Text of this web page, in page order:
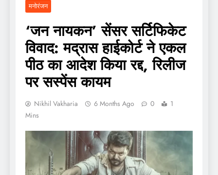
मनोरंजन
‘जन नायकन’ सेंसर सर्टिफिकेट
विवाद: मद्रास हाईकोर्ट ने एकल
पीठ का आदेश किया रद्द, रिलीज
पर सस्पेंस कायम
Nikhil Vakharia 6 Months Ago 0
1
Mins